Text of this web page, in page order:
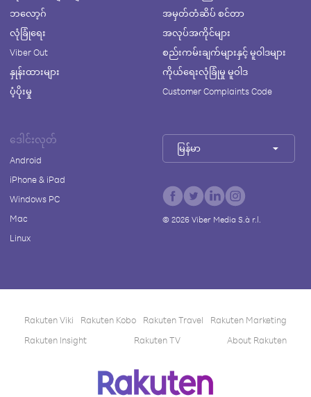
ဘလော့ဂ်
လုံခြုံရေး
Viber Out
နှုန်းထားများ
ပံ့ပိုးမှု
အမှတ်တံဆိပ် စင်တာ
အလုပ်အကိုင်များ
စည်းကမ်းချက်များနှင့် မူဝါဒများ
ကိုယ်ရေးလုံခြုံမှု မူဝါဒ
Customer Complaints Code
ဒေါင်းလုတ်
Android
iPhone & iPad
Windows PC
Mac
Linux
မြန်မာ
© 2026Viber Media S.à r.l.
Rakuten Viki Rakuten Kobo Rakuten Travel
Rakuten Marketing
Rakuten Insight
Rakuten TV About Rakuten